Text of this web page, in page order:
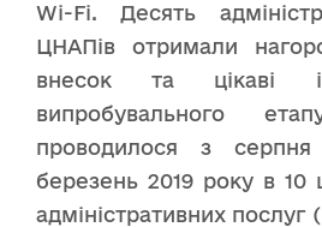
Wi-Fi. Десять
ЦНАПів отримали
внесок та цікаві
випробувального
проводилося з
березень 2019 року в 10
адміністративних